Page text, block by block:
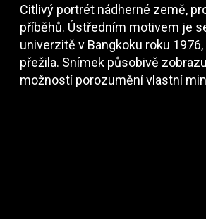
Citlivý portrét nádherné země,
příběhů. Ústředním motivem je
univerzitě v Bangkoku roku
přežila. Snímek působivě
možností porozumění vlastní